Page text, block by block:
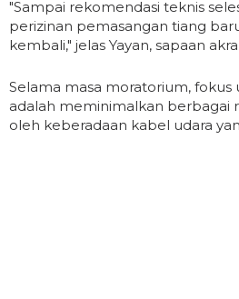
"Sampai rekomendasi teknis
perizinan pemasangan tiang
kembali," jelas Yayan, sapaan
Selama masa moratorium,
adalah meminimalkan berbagai
oleh keberadaan kabel udara